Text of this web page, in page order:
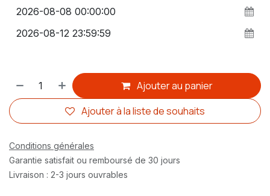
Ajouter au panier
Ajouter à la liste de souhaits
Conditions générales
Garantie satisfait ou remboursé de 30 jours
Livraison : 2-3 jours ouvrables